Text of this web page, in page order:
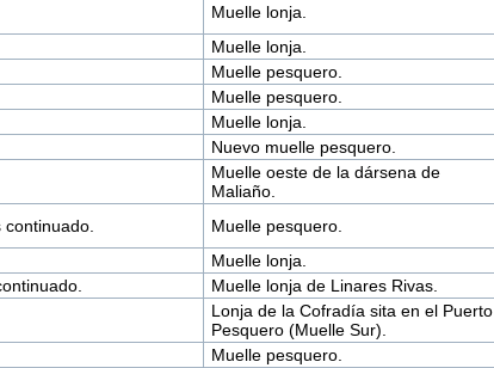
Muelle lonja.
Muelle lonja.
Muelle pesquero.
Muelle pesquero.
Muelle lonja.
Nuevo muelle pesquero.
Muelle oeste de la dársena de
Maliaño.
Muelle pesquero.
Muelle lonja.
Muelle lonja de Linares Rivas.
Lonja de la Cofradía sita en el Puerto
Pesquero (Muelle Sur).
Muelle pesquero.